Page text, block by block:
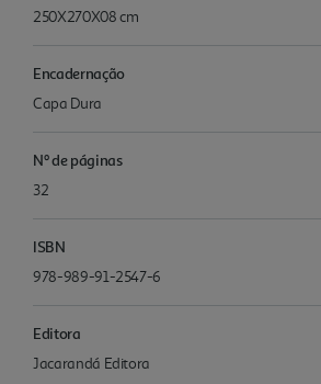
250X270X08 cm
Encadernação
Capa Dura
Nº de páginas
32
ISBN
978-989-91-2547-6
Editora
Jacarandá Editora